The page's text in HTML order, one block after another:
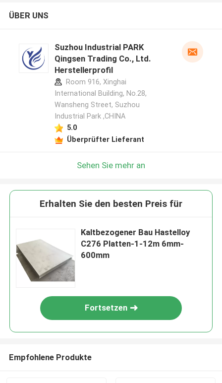
ÜBER UNS
Suzhou Industrial PARK
Qingsen Trading Co., Ltd.
Herstellerprofil
Room 916, Xinghai
International Building, No.28,
Wansheng Street, Suzhou
Industrial Park ,CHINA
5.0
Überprüfter Lieferant
Sehen Sie mehr an
Erhalten Sie den besten Preis für
Kaltbezogener Bau Hastelloy
C276 Platten-1-12m 6mm-
600mm
Fortsetzen
Empfohlene Produkte